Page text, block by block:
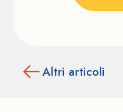
Altri articoli